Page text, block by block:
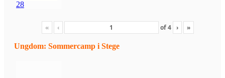
« ‹ of4 › »
Ungdom: Sommercamp i Stege